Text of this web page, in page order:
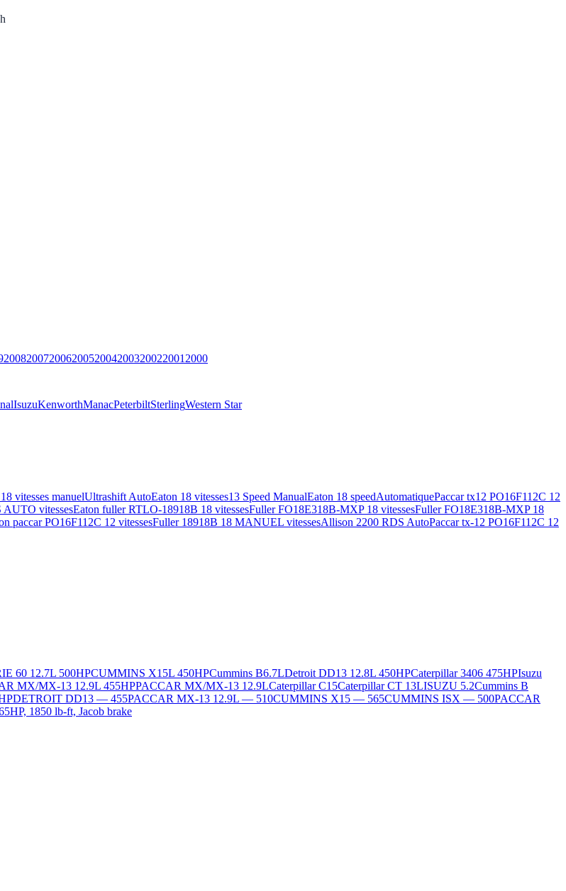
20082007200620052004200320022001 2000
IsuzuKenworthManacPeterbiltSterlingWestern Star
vitesses manuelUltrashift AutoEaton 18 vitesses13 Speed ManualEaton 18 speedAutomatiquePaccar tx12 PO16F112C 12
AUTO vitessesEaton fuller RTLO-18918B 18 vitessesFuller FO18E318B-MXP 18 vitessesFuller FO18E318B-MXP 18
paccar PO16F112C 12 vitessesFuller 18918B 18 MANUEL vitessesAllison 2200 RDS AutoPaccar tx-12 PO16F112C 12
60 12.7L 500HPCUMMINS X15L 450HPCummins B6.7LDetroit DD13 12.8L 450HPCaterpillar 3406 475HPIsuzu
MX/MX-13 12.9L 455HPPACCAR MX/MX-13 12.9LCaterpillar C15Caterpillar CT 13LISUZU 5.2Cummins B
DETROIT DD13 — 455PACCAR MX-13 12.9L — 510CUMMINS X15 — 565CUMMINS ISX — 500PACCAR
1850 lb-ft, Jacob brake